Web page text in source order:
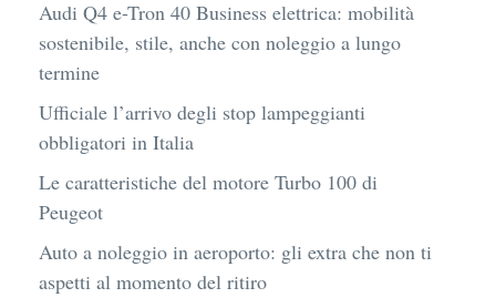
Audi Q4 e-Tron 40 Business elettrica: mobilità
sostenibile, stile, anche con noleggio a lungo
termine
Ufficiale l’arrivo degli stop lampeggianti
obbligatori in Italia
Le caratteristiche del motore Turbo 100 di
Peugeot
Auto a noleggio in aeroporto: gli extra che non ti
aspetti al momento del ritiro